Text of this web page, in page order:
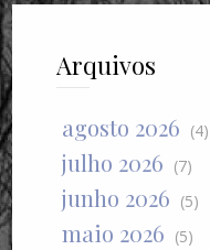
Arquivos
agosto 2026 (4)
julho 2026 (7)
junho 2026 (5)
maio 2026 (5)